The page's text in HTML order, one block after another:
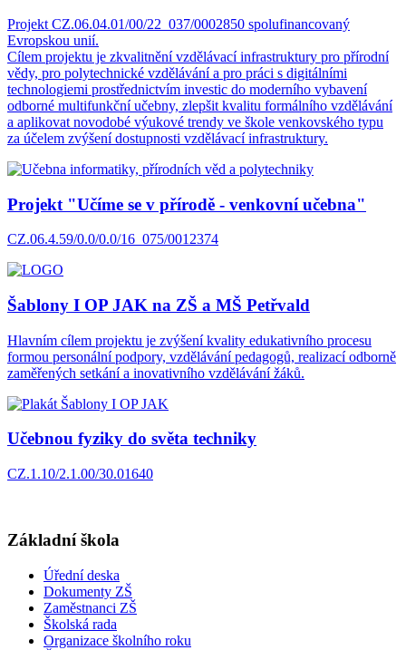
Projekt CZ.06.04.01/00/22_037/0002850 spolufinancovaný
Evropskou unií.
Cílem projektu je zkvalitnění vzdělávací infrastruktury pro přírodní
vědy, pro polytechnické vzdělávání a pro práci s digitálními
technologiemi prostřednictvím investic do moderního vybavení
odborné multifunkční učebny, zlepšit kvalitu formálního vzdělávání
a aplikovat novodobé výukové trendy ve škole venkovského typu
za účelem zvýšení dostupnosti vzdělávací infrastruktury.
Projekt "Učíme se v přírodě - venkovní učebna"
CZ.06.4.59/0.0/0.0/16_075/0012374
Šablony I OP JAK na ZŠ a MŠ Petřvald
Hlavním cílem projektu je zvýšení kvality edukativního procesu
formou personální podpory, vzdělávání pedagogů, realizací odborně
zaměřených setkání a inovativního vzdělávání žáků.
Učebnou fyziky do světa techniky
CZ.1.10/2.1.00/30.01640
Základní škola
Úřední deska
Dokumenty ZŠ
Zaměstnanci ZŠ
Školská rada
Organizace školního roku